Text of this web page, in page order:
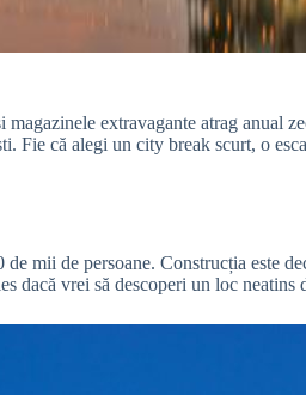
extravagante atrag anual
că alegi un city break scurt, o
mii de persoane. Construcția este
dacă vrei să descoperi un loc neatins